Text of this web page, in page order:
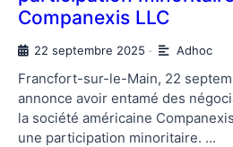
Companexis LLC
22 septembre 2025 - Adhoc
Francfort-sur-le-Main, 22
annonce avoir entamé des
la société américaine
une participation minoritaire. ...